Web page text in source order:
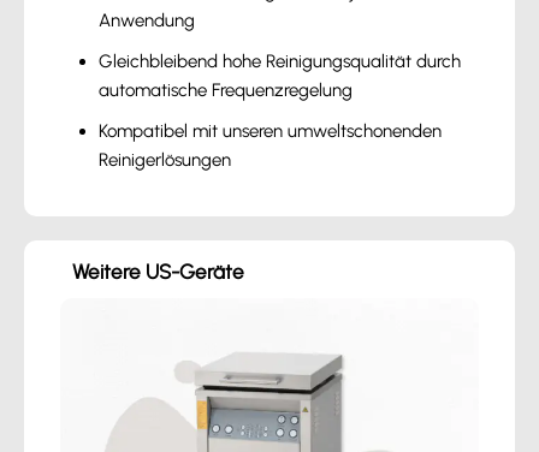
Anwendung
Gleichbleibend hohe Reinigungsqualität durch
automatische Frequenzregelung
Kompatibel mit unseren umweltschonenden
Reinigerlösungen
Weitere US-Geräte